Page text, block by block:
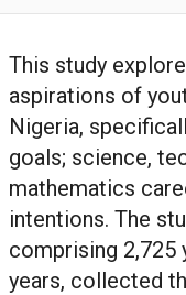
This study
aspirations of
Nigeria,
goals; science,
mathematics
intentions. The
comprising 2,725
years, collected